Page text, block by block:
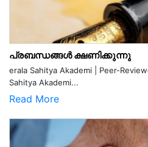
പ്രബന്ധങ്ങൾ ക്ഷണിക്കുന്നു
erala Sahitya Akademi | Peer-
Sahitya Akademi...
Read More